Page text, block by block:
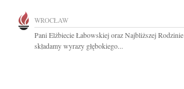
WROCŁAW
Pani Elżbiecie Łabowskiej oraz Najbliższej Rodzinie
składamy wyrazy głębokiego...